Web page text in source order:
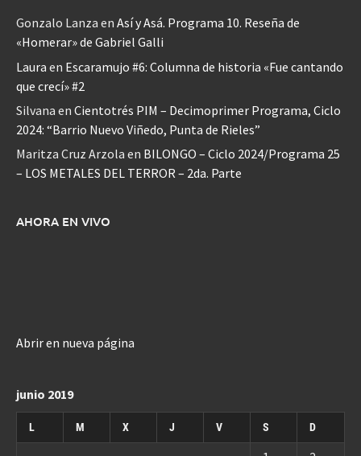
Gonzalo Lanza en Así y Asá. Programa 10. Reseña de
«Homerar» de Gabriel Galli
Laura en Escaramujo #6: Columna de historia «Fue cantando
que crecí» #2
Silvana en Cientotrés PIM – Decimoprimer Programa, Ciclo
2024: “Barrio Nuevo Viñedo, Punta de Rieles”
Maritza Cruz Arzola en BILONGO – Ciclo 2024/Programa 25
– LOS METALES DEL TERROR – 2da. Parte
AHORA EN VIVO
Abrir en nueva página
junio 2019
L M X J V S D